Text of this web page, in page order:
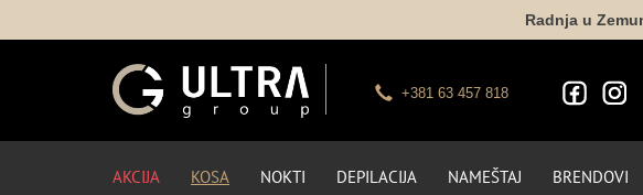
Radnja u
+381 63 457 818
AKCIJA KOSA NOKTI DEPILACIJA NAMEŠTAJ BRENDOVI